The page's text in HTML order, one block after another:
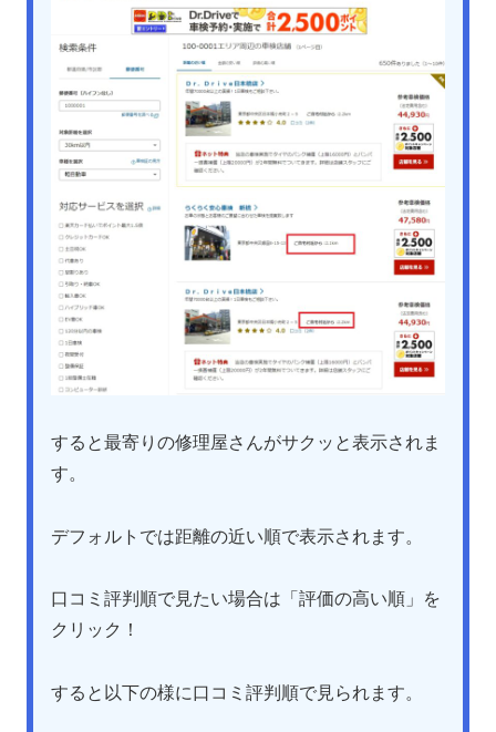
すると最寄りの修理屋さんがサクッと表示されま
す。
デフォルトでは距離の近い順で表示されます。
口コミ評判順で見たい場合は「評価の高い順」を
クリック！
すると以下の様に口コミ評判順で見られます。